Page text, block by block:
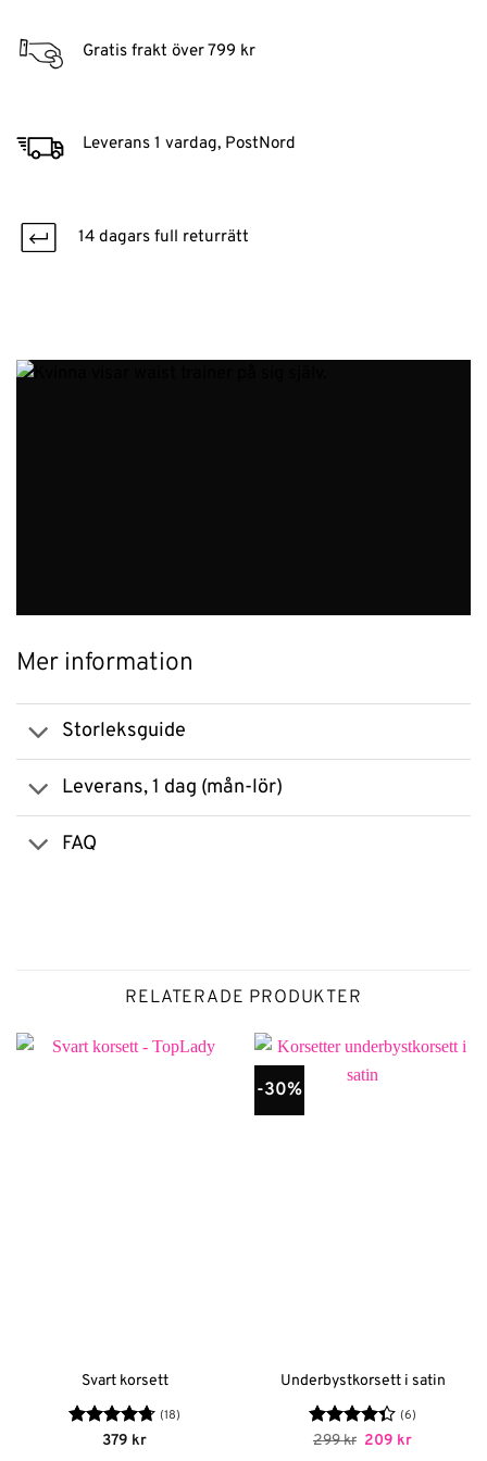
Gratis frakt över 799 kr
Leverans 1 vardag, PostNord
14 dagars full returrätt
Mer information
Storleksguide
Leverans, 1 dag (mån-lör)
FAQ
RELATERADE PRODUKTER
Svart korsett
Betygsatt
(18)
379 kr
-30%
Underbystkorsett i satin
Betygsatt
(6)
299kr Det
209 krDet